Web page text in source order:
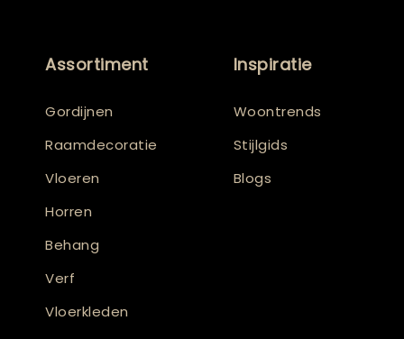
Assortiment
Gordijnen
Raamdecoratie
Vloeren
Horren
Behang
Verf
Vloerkleden
Inspiratie
Woontrends
Stijlgids
Blogs